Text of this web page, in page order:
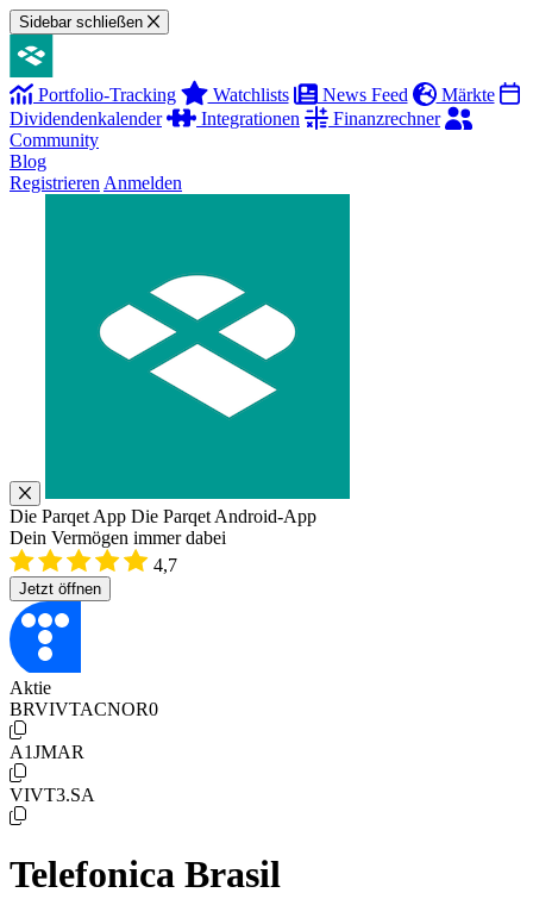
Sidebar schließen
Portfolio-Tracking Watchlists News Feed
Märkte
Dividendenkalender
Integrationen
Finanzrechner
Community
Blog
Registrieren Anmelden
Die Parqet App Die Parqet Android-App
Dein Vermögen immer dabei
4,7
Jetzt öffnen
Aktie
BRVIVTACNOR0
A1JMAR
VIVT3.SA
Telefonica Brasil